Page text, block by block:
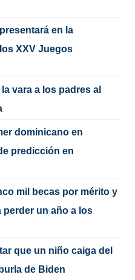
en la
XXV Juegos
vara a los padres al
dominicano en
predicción en
mil becas por mérito y
un año a los
que un niño caiga del
de Biden